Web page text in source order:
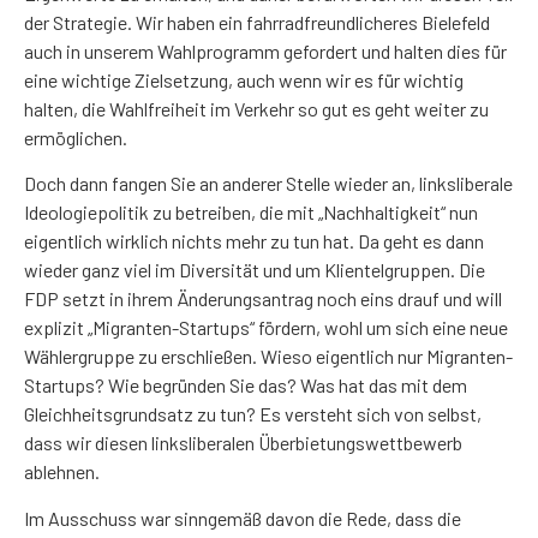
der Strategie. Wir haben ein fahrradfreundlicheres Bielefeld
auch in unserem Wahlprogramm gefordert und halten dies für
eine wichtige Zielsetzung, auch wenn wir es für wichtig
halten, die Wahlfreiheit im Verkehr so gut es geht weiter zu
ermöglichen.
Doch dann fangen Sie an anderer Stelle wieder an, linksliberale
Ideologiepolitik zu betreiben, die mit „Nachhaltigkeit“ nun
eigentlich wirklich nichts mehr zu tun hat. Da geht es dann
wieder ganz viel im Diversität und um Klientelgruppen. Die
FDP setzt in ihrem Änderungsantrag noch eins drauf und will
explizit „Migranten-Startups“ fördern, wohl um sich eine neue
Wählergruppe zu erschließen. Wieso eigentlich nur Migranten-
Startups? Wie begründen Sie das? Was hat das mit dem
Gleichheitsgrundsatz zu tun? Es versteht sich von selbst,
dass wir diesen linksliberalen Überbietungswettbewerb
ablehnen.
Im Ausschuss war sinngemäß davon die Rede, dass die